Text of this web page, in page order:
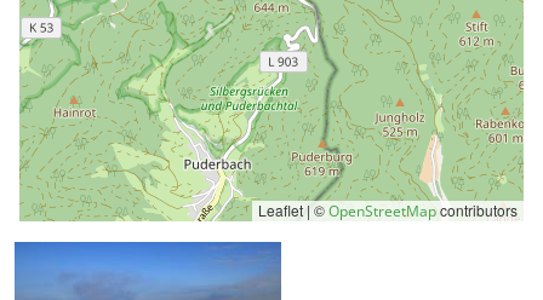
Leaflet | ©OpenStreetMapcontributors